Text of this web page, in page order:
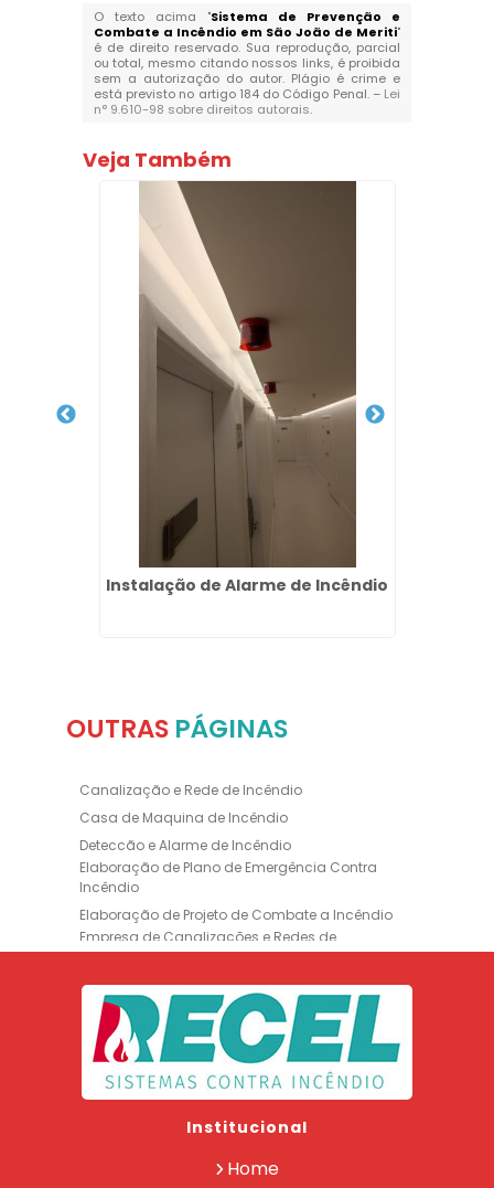
O texto acima "Sistema de Prevenção e
Combate a Incêndio em São João de Meriti"
é de direito reservado. Sua reprodução, parcial
ou total, mesmo citando nossos links, é proibida
sem a autorização do autor. Plágio é crime e
está previsto no artigo 184 do Código Penal. – Lei
n° 9.610-98 sobre direitos autorais.
Veja Também
Instalação de Alarme de Incêndio
OUTRAS PÁGINAS
Canalização e Rede de Incêndio
Casa de Maquina de Incêndio
Deteccão e Alarme de Incêndio
Elaboração de Plano de Emergência Contra
Incêndio
Elaboração de Projeto de Combate a Incêndio
Empresa de Canalizações e Redes de
Incêndio
Empresa de Extintores
Empresa de Formação de Brigada
Empresa de Instalação de Luminária de
Emergência
Empresa de Instalação de para Raio
Empresa de Manutenção de Extintores
Empresa de Projeto de Segurança Contra
Institucional
Home